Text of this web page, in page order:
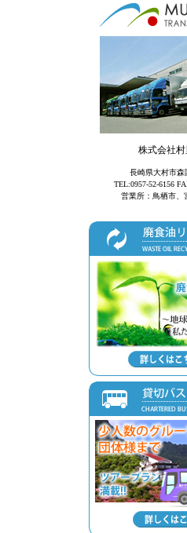
トランクルー
株式会社
長崎県大村市森
TEL:0957-52-6156
営業所：鳥栖市、